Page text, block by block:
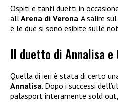
Ospiti e tanti duetti in
all’Arena di Verona. A salire
e le due si sono esibite sulle
Il duetto di Annalisa e
Quella di ieri è stata di certo
Annalisa. Dopo i successi
palasport interamente sold